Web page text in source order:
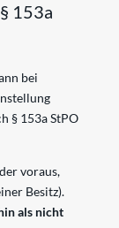
153a
bei
§ 153a StPO
voraus,
Besitz).
als nicht